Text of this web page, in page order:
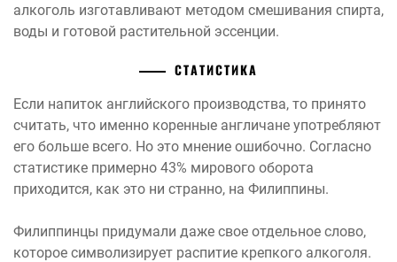
алкоголь изготавливают методом смешивания спирта,
воды и готовой растительной эссенции.
СТАТИСТИКА
Если напиток английского производства, то принято
считать, что именно коренные англичане употребляют
его больше всего. Но это мнение ошибочно. Согласно
статистике примерно 43% мирового оборота
приходится, как это ни странно, на Филиппины.
Филиппинцы придумали даже свое отдельное слово,
которое символизирует распитие крепкого алкоголя.